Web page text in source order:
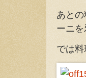
あと
ーニ
では料